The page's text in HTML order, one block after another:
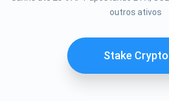
outros ativos
Stake Crypto
INSCREVER